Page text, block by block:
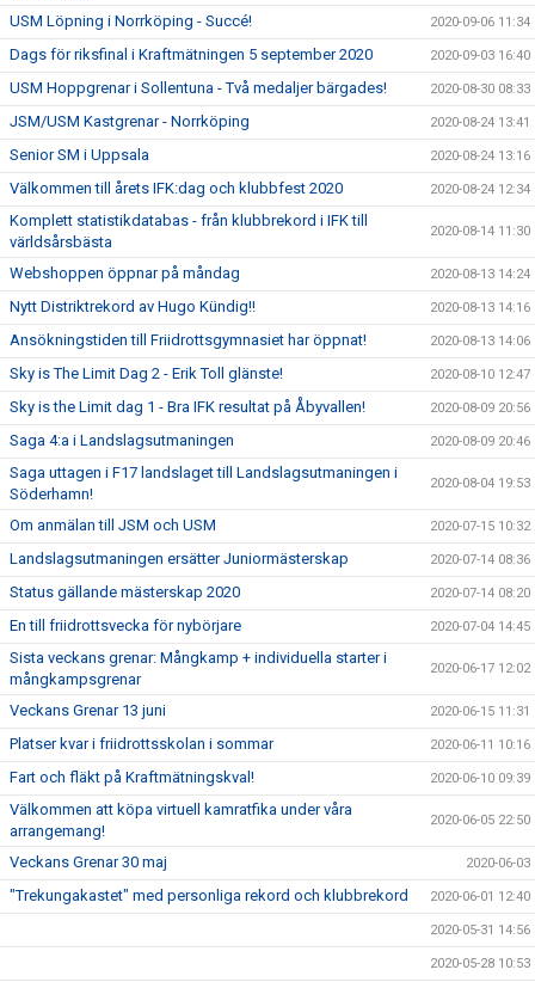
USM Löpning i Norrköping - Succé! 2020-09-06 11:34
Dags för riksfinal i Kraftmätningen 5 september 2020 2020-09-03 16:40
USM Hoppgrenar i Sollentuna - Två medaljer bärgades! 2020-08-30 08:33
JSM/USM Kastgrenar - Norrköping 2020-08-24 13:41
Senior SM i Uppsala 2020-08-24 13:16
Välkommen till årets IFK:dag och klubbfest 2020 2020-08-24 12:34
Komplett statistikdatabas - från klubbrekord i IFK till
världsårsbästa
2020-08-14 11:30
Webshoppen öppnar på måndag 2020-08-13 14:24
Nytt Distriktrekord av Hugo Kündig!! 2020-08-13 14:16
Ansökningstiden till Friidrottsgymnasiet har öppnat! 2020-08-13 14:06
Sky is The Limit Dag 2 - Erik Toll glänste! 2020-08-10 12:47
Sky is the Limit dag 1 - Bra IFK resultat på Åbyvallen! 2020-08-09 20:56
Saga 4:a i Landslagsutmaningen 2020-08-09 20:46
Saga uttagen i F17 landslaget till Landslagsutmaningen i
Söderhamn!
2020-08-04 19:53
Om anmälan till JSM och USM 2020-07-15 10:32
Landslagsutmaningen ersätter Juniormästerskap 2020-07-14 08:36
Status gällande mästerskap 2020 2020-07-14 08:20
En till friidrottsvecka för nybörjare 2020-07-04 14:45
Sista veckans grenar: Mångkamp + individuella starter i
mångkampsgrenar
2020-06-17 12:02
Veckans Grenar 13 juni 2020-06-15 11:31
Platser kvar i friidrottsskolan i sommar 2020-06-11 10:16
Fart och fläkt på Kraftmätningskval! 2020-06-10 09:39
Välkommen att köpa virtuell kamratfika under våra
arrangemang!
2020-06-05 22:50
Veckans Grenar 30 maj 2020-06-03
"Trekungakastet" med personliga rekord och klubbrekord 2020-06-01 12:40
2020-05-31 14:56
2020-05-28 10:53